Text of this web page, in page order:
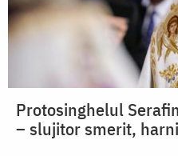
Protosinghelul
– slujitor smerit,